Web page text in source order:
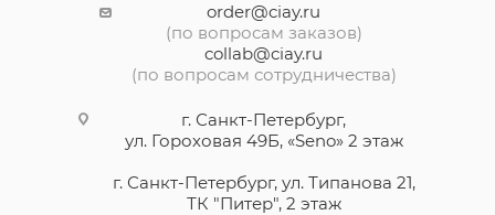
order@ciay.ru
(по вопросам заказов)
collab@ciay.ru
(по вопросам сотрудничества)
г. Санкт-Петербург,
ул. Гороховая 49Б, «Seno» 2 этаж
г. Санкт-Петербург, ул. Типанова 21,
ТК "Питер", 2 этаж